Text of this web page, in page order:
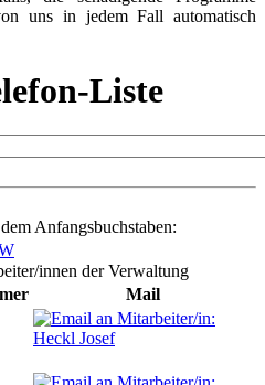
uns in jedem Fall automatisch
Liste
Anfangsbuchstaben:
innen der Verwaltung
Mail